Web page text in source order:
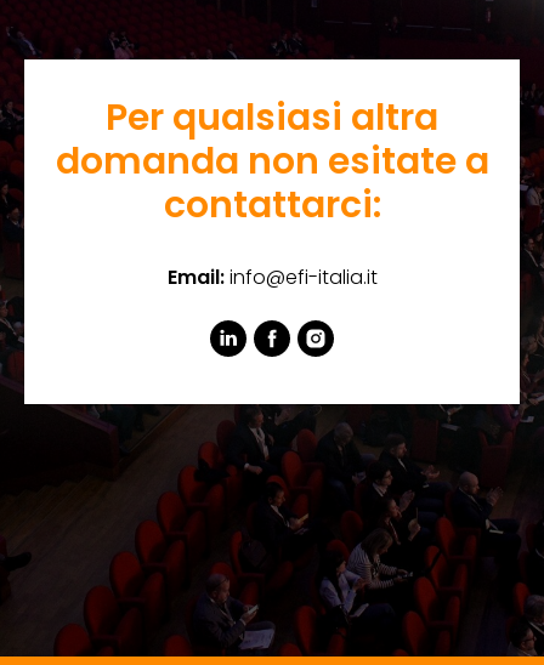
Per qualsiasi altra
domanda non esitate a
contattarci:
Email:info@efi-italia.it